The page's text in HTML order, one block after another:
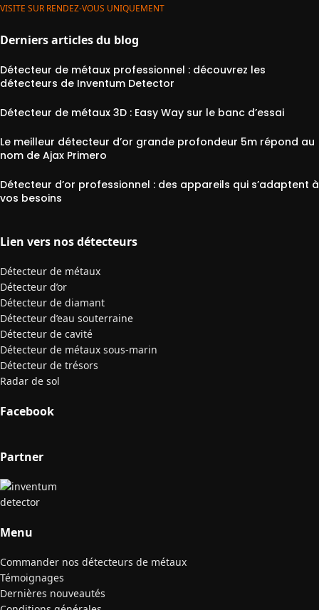
VISITE SUR RENDEZ-VOUS UNIQUEMENT
Derniers articles du blog
Détecteur de métaux professionnel : découvrez les
détecteurs de Inventum Detector
Détecteur de métaux 3D : Easy Way sur le banc d’essai
Le meilleur détecteur d’or grande profondeur 5m répond au
nom de Ajax Primero
Détecteur d’or professionnel : des appareils qui s’adaptent à
vos besoins
Lien vers nos détecteurs
Détecteur de métaux
Détecteur d’or
Détecteur de diamant
Détecteur d’eau souterraine
Détecteur de cavité
Détecteur de métaux sous-marin
Détecteur de trésors
Radar de sol
Facebook
Partner
Menu
Commander nos détecteurs de métaux
Témoignages
Dernières nouveautés